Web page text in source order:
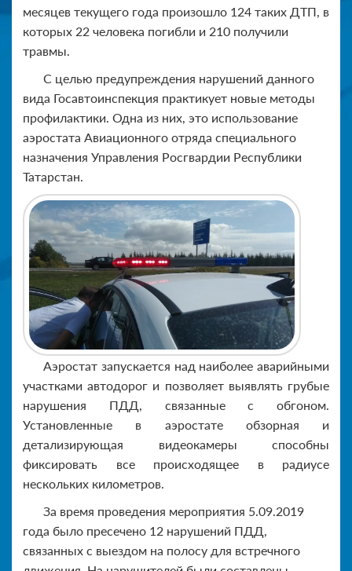
месяцев текущего года произошло 124 таких ДТП, в
которых 22 человека погибли и 210 получили
травмы.
С целью предупреждения нарушений данного
вида Госавтоинспекция практикует новые методы
профилактики. Одна из них, это использование
аэростата Авиационного отряда специального
назначения Управления Росгвардии Республики
Татарстан.
Аэростат запускается над наиболее аварийными
участками автодорог и позволяет выявлять грубые
нарушения ПДД, связанные с обгоном.
Установленные в аэростате обзорная и
детализирующая видеокамеры способны
фиксировать все происходящее в радиусе
нескольких километров.
За время проведения мероприятия 5.09.2019
года было пресечено 12 нарушений ПДД,
связанных с выездом на полосу для встречного